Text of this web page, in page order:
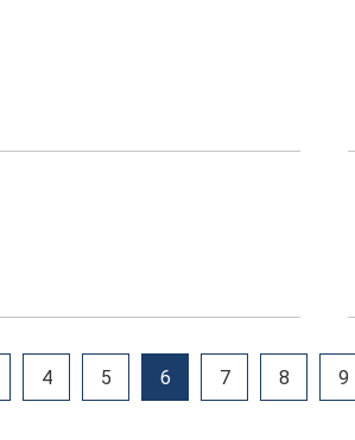
4 5 6 7 8 9